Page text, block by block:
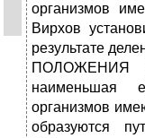
организмов
Вирхов
результате
ПОЛОЖЕНИЯ
наименьшая
организмов
образуются